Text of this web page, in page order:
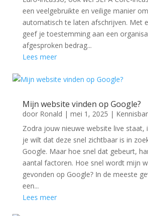
een veelgebruikte en veilige manier
automatisch te laten afschrijven. Met
geef je toestemming aan een
afgesproken bedrag...
Lees meer
Mijn website vinden op Google?
door Ronald | mei 1, 2025 |
Zodra jouw nieuwe website live staat,
je wilt dat deze snel zichtbaar is in
Google. Maar hoe snel dat gebeurt,
aantal factoren. Hoe snel wordt mijn
gevonden op Google? In de meeste
een...
Lees meer